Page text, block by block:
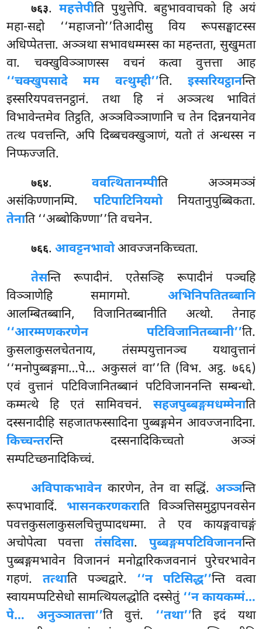
७६३. महत्तेपीति पुथुत्तेपि. बहुभाववाचको हि अयं
महा-सद्दो ‘‘महाजनो’’तिआदीसु विय रूपसङ्घाटस्स
अधिप्पेतत्ता. अञ्ञथा सभावधम्मस्स का महन्तता, सुखुमता
वा. चक्खुविञ्ञाणस्स वचनं कत्वा वुत्तत्ता आह
‘‘चक्खुपसादे मम वत्थुम्ही’’ति. इस्सरियट्ठानन्ति
इस्सरियपवत्तनट्ठानं. तथा हि नं अञ्ञत्थ भावितं
विभावेन्तमेव तिट्ठति, अञ्ञविञ्ञाणानि च तेन दिन्ननयानेव
तत्थ पवत्तन्ति, अपि दिब्बचक्खुञाणं, यतो तं अन्धस्स न
निप्फज्जति.
७६४.ववत्थितानम्पीति अञ्ञमञ्ञं
असंकिण्णानम्पि. पटिपाटिनियमोनियतानुपुब्बिकता.
तेनाति ‘‘अब्बोकिण्णा’’ति वचनेन.
७६६.आवट्टनभावोआवज्जनकिच्चता.
तेसन्ति रूपादीनं. एतेसञ्हि रूपादीनं पञ्चहि
विञ्ञाणेहि समागमो. अभिनिपतितब्बानि
आलम्बितब्बानि, विजानितब्बानीति अत्थो. तेनाह
‘‘आरम्मणकरणेन पटिविजानितब्बानी’’ति.
कुसलाकुसलचेतनाय, तंसम्पयुत्तानञ्च यथावुत्तानं
‘‘मनोपुब्बङ्गमा…पे… अकुसलं वा’’ति (विभ. अट्ठ. ७६६)
एवं वुत्तानं पटिविजानितब्बानं पटिविजाननन्ति सम्बन्धो.
कम्मत्थे हि एतं सामिवचनं. सहजपुब्बङ्गमधम्मेनाति
दस्सनादीहि सहजातफस्सादिना पुब्बङ्गमेन आवज्जनादिना.
किच्चन्तरन्ति दस्सनादिकिच्चतो अञ्ञं
सम्पटिच्छनादिकिच्चं.
अविपाकभावेनकारणेन, तेन वा सद्धिं. अञ्ञन्ति
रूपभावादिं. भासनकरणकराति विञ्ञत्तिसमुट्ठापनवसेन
पवत्तकुसलाकुसलचित्तुप्पादधम्मा. ते एव कायङ्गवाचङ्गं
अचोपेत्वा पवत्ता तंसदिसा. पुब्बङ्गमपटिविजाननन्ति
पुब्बङ्गमभावेन विजाननं मनोद्वारिकजवनानं पुरेचरभावेन
गहणं. तत्थाति पञ्चद्वारे. ‘‘न पटिसिद्ध’’न्ति वत्वा
स्वायमप्पटिसेधो सामत्थियलद्धोति दस्सेतुं ‘‘न कायकम्मं…
पे… अनुञ्ञातत्ता’’ति वुत्तं. ‘‘तथा’’ति इदं यथा